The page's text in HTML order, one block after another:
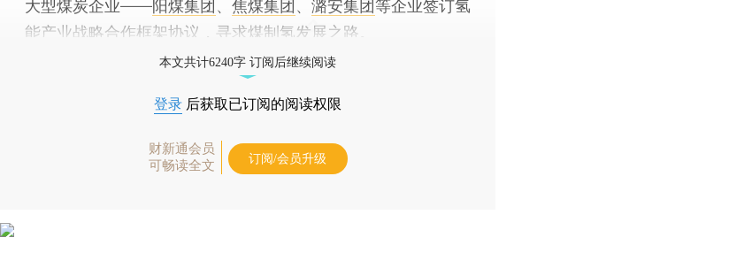
大型煤炭企业——阳煤集团、 焦煤集团、 潞安集团等企业签订氢
能产业战略合作框架协议，寻求煤制氢发展之路。
本文共计6240字 订阅后继续阅读
登录 后获取已订阅的阅读权限
财新通会员
可畅读全文
订阅/会员升级